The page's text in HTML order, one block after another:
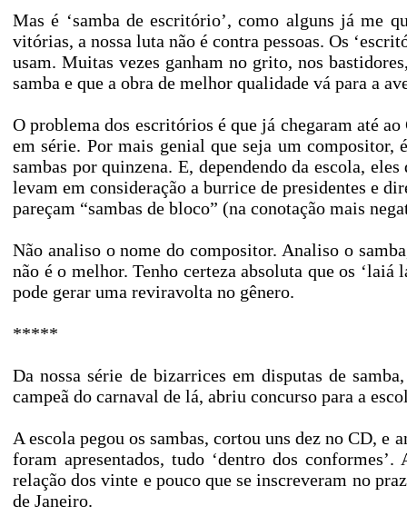
Mas é ‘samba de escritório’, como alguns já me
vitórias, a nossa luta não é contra pessoas. Os
usam. Muitas vezes ganham no grito, nos
samba e que a obra de melhor qualidade vá para a
O problema dos escritórios é que já chegaram até
em série. Por mais genial que seja um
sambas por quinzena. E, dependendo da escola,
levam em consideração a burrice de presidentes e
pareçam “sambas de bloco” (na conotação mais
Não analiso o nome do compositor. Analiso o
não é o melhor. Tenho certeza absoluta que os
pode gerar uma reviravolta no gênero.
*****
Da nossa série de bizarrices em disputas de
campeã do carnaval de lá, abriu concurso para a
A escola pegou os sambas, cortou uns dez no CD,
foram apresentados, tudo ‘dentro dos
relação dos vinte e pouco que se inscreveram no
de Janeiro.